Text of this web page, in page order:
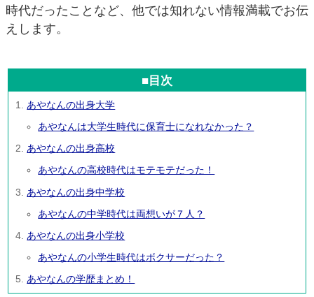
時代だったことなど、他では知れない情報満載でお伝
えします。
■目次
あやなんの出身大学
あやなんは大学生時代に保育士になれなかった？
あやなんの出身高校
あやなんの高校時代はモテモテだった！
あやなんの出身中学校
あやなんの中学時代は両想いが７人？
あやなんの出身小学校
あやなんの小学生時代はボクサーだった？
あやなんの学歴まとめ！